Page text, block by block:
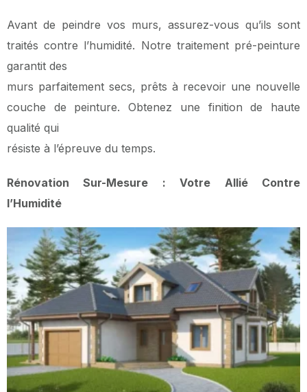
Avant de peindre vos murs, assurez-vous qu’ils sont
traités contre l’humidité. Notre traitement pré-peinture
garantit des
murs parfaitement secs, prêts à recevoir une nouvelle
couche de peinture. Obtenez une finition de haute
qualité qui
résiste à l’épreuve du temps.
Rénovation Sur-Mesure : Votre Allié Contre
l’Humidité